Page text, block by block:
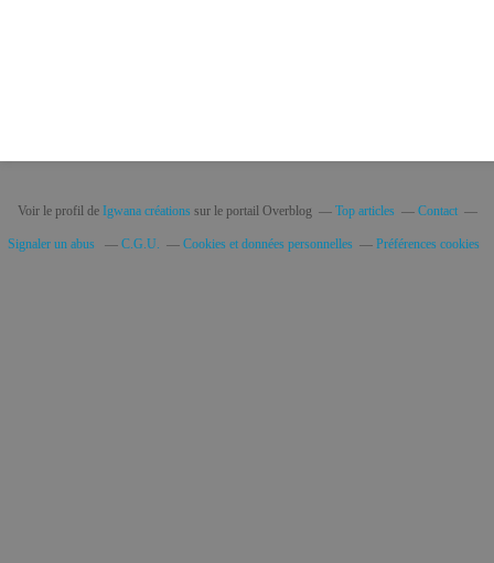
Voir le profil de Igwana créationssur le portail Overblog Top articles Contact
Signaler un abus C.G.U. Cookies et données personnelles Préférences cookies